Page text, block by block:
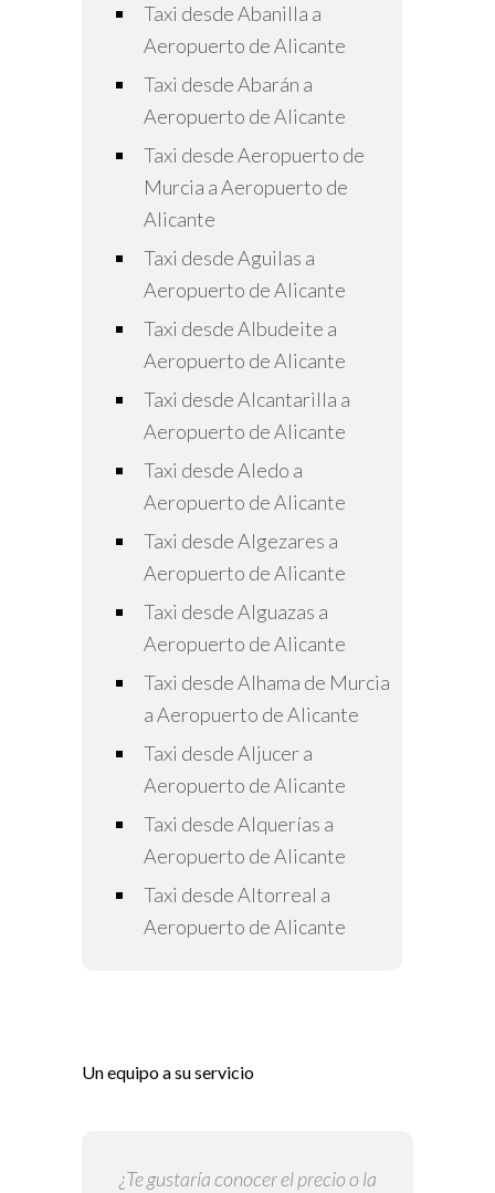
Taxi desde Abanilla a
Aeropuerto de Alicante
Taxi desde Abarán a
Aeropuerto de Alicante
Taxi desde Aeropuerto de
Murcia a Aeropuerto de
Alicante
Taxi desde Aguilas a
Aeropuerto de Alicante
Taxi desde Albudeite a
Aeropuerto de Alicante
Taxi desde Alcantarilla a
Aeropuerto de Alicante
Taxi desde Aledo a
Aeropuerto de Alicante
Taxi desde Algezares a
Aeropuerto de Alicante
Taxi desde Alguazas a
Aeropuerto de Alicante
Taxi desde Alhama de Murcia
a Aeropuerto de Alicante
Taxi desde Aljucer a
Aeropuerto de Alicante
Taxi desde Alquerías a
Aeropuerto de Alicante
Taxi desde Altorreal a
Aeropuerto de Alicante
Un equipo a su servicio
¿Te gustaría conocer el precio o la